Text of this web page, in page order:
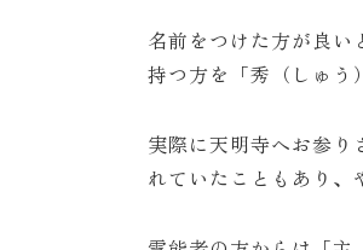
名前をつけた方が良
持つ方を「秀（しゅう
実際に天明寺へお参
れていたこともあり、